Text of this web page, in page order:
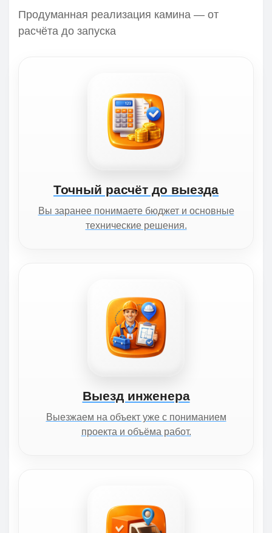
Продуманная реализация камина — от
расчёта до запуска
Точный расчёт до выезда
Вы заранее понимаете бюджет и основные
технические решения.
Выезд инженера
Выезжаем на объект уже с пониманием
проекта и объёма работ.